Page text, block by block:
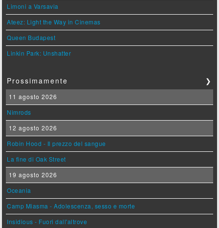
Limoni a Varsavia
Ateez: Light the Way in Cinemas
Queen Budapest
Linkin Park: Unshatter
Prossimamente ❯
11 agosto 2026
Nimrods
12 agosto 2026
Robin Hood - Il prezzo del sangue
La fine di Oak Street
19 agosto 2026
Oceania
Camp Miasma - Adolescenza, sesso e morte
Insidious - Fuori dall'altrove